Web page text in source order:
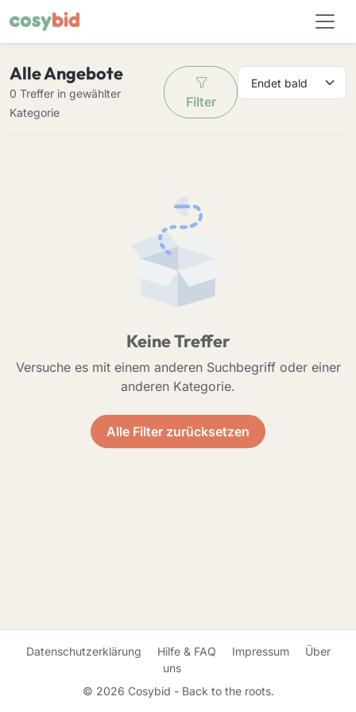
Alle Angebote
0 Treffer in gewählter
Kategorie
Filter
Keine Treffer
Versuche es mit einem anderen Suchbegriff oder einer
anderen Kategorie.
Alle Filter zurücksetzen
Datenschutzerklärung Hilfe & FAQ Impressum
Über
uns
© 2026 Cosybid - Back to the roots.